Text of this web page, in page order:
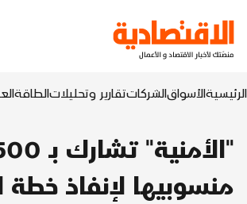
الرئيسيةالأسواقالشركاتتقارير وتحليلاتالطاقة
منسوبيها لإنفاذ خطة